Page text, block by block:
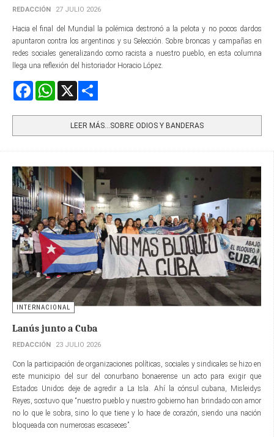
REDACCIÓN 27 JULIO 2026
Hacia el final del Mundial la polémica destronó a la pelota y no pocos dardos
apuntaron contra los argentinos y su Selección. Sobre broncas y campañas en
redes sociales generalizando como racista a nuestro pueblo, en esta columna
llega una reflexión del historiador Horacio López.
FacebookWhatsApp
LEER MÁS…SOBRE ODIOS Y BANDERAS
INTERNACIONAL
Lanús junto a Cuba
REDACCIÓN 23 JULIO 2026
Con la participación de organizaciones políticas, sociales y sindicales se hizo en
este municipio del sur del conurbano bonaerense un acto para exigir que
Estados Unidos deje de agredir a La Isla. Ahí la cónsul cubana, Misleidys
Reyes, sostuvo que “nuestro pueblo y nuestro gobierno han brindado con amor
no lo que le sobra, sino lo que tiene y lo hace de corazón, siendo una nación
bloqueada con numerosas escaseces”.